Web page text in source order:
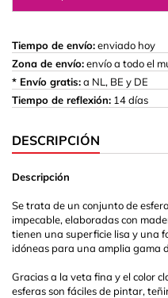
Tiempo de envío:enviado hoy
Zona de envío:envío a todo el
* Envío gratis:a NL, BE y DE
Tiempo de reflexión: 14 días
DESCRIPCIÓN
Descripción
Se trata de un conjunto de
impecable, elaboradas con
tienen una superficie lisa y una
idóneas para una amplia gama
Gracias a la veta fina y el color
esferas son fáciles de pintar,